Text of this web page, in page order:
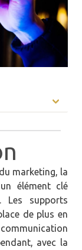
marketing, la
élément clé
supports
de plus en
avec la